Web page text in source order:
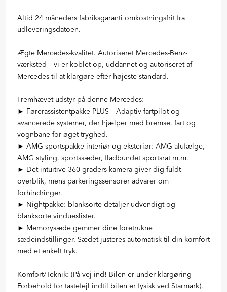
Altid 24 måneders fabriksgaranti omkostningsfrit fra
udleveringsdatoen.
Ægte Mercedes-kvalitet. Autoriseret Mercedes-Benz-
værksted – vi er koblet op, uddannet og autoriseret af
Mercedes til at klargøre efter højeste standard.
Fremhævet udstyr på denne Mercedes:
► Førerassistentpakke PLUS – Adaptiv fartpilot og
avancerede systemer, der hjælper med bremse, fart og
vognbane for øget tryghed.
► AMG sportspakke interiør og eksteriør: AMG alufælge,
AMG styling, sportssæder, fladbundet sportsrat m.m.
► Det intuitive 360-graders kamera giver dig fuldt
overblik, mens parkeringssensorer advarer om
forhindringer.
► Nightpakke: blanksorte detaljer udvendigt og
blanksorte vindueslister.
► Memorysæde gemmer dine foretrukne
sædeindstillinger. Sædet justeres automatisk til din komfort
med et enkelt tryk.
Komfort/Teknik: (På vej ind! Bilen er under klargøring –
Forbehold for tastefejl indtil bilen er fysisk ved Starmark),